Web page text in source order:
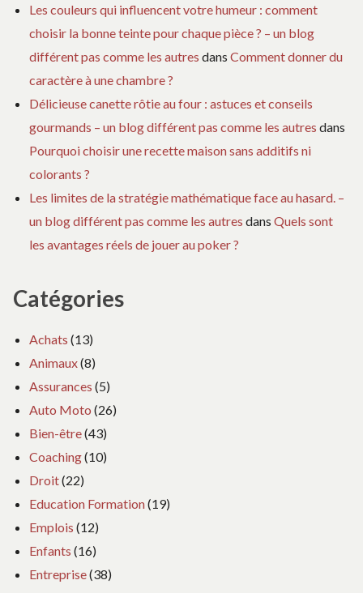
Les couleurs qui influencent votre humeur : comment
choisir la bonne teinte pour chaque pièce ? – un blog
différent pas comme les autres dans Comment donner du
caractère à une chambre ?
Délicieuse canette rôtie au four : astuces et conseils
gourmands – un blog différent pas comme les autres dans
Pourquoi choisir une recette maison sans additifs ni
colorants ?
Les limites de la stratégie mathématique face au hasard. –
un blog différent pas comme les autres dans Quels sont
les avantages réels de jouer au poker ?
Catégories
Achats (13)
Animaux(8)
Assurances (5)
Auto Moto (26)
Bien-être(43)
Coaching(10)
Droit(22)
Education Formation(19)
Emplois (12)
Enfants (16)
Entreprise(38)